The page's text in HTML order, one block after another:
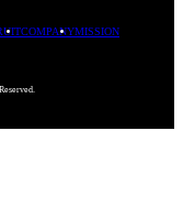
COMPANYMISSION